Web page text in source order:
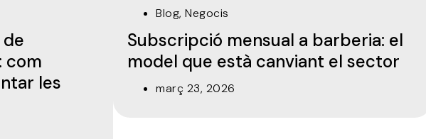
com
les
Blog, Negocis
Subscripció mensual a barberia: el
model que està canviant el sector
març 23, 2026